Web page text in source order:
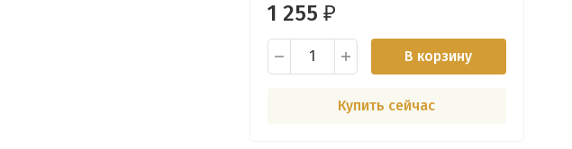
1 255 ₽
В корзину
Купить сейчас